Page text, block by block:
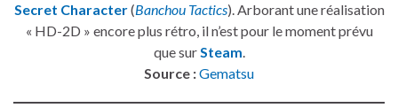
Secret Character(Banchou Tactics). Arborant une réalisation
« HD-2D » encore plus rétro, il n’est pour le moment prévu
que surSteam.
Source :Gematsu